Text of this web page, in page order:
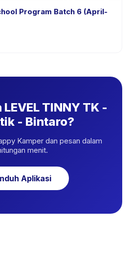
Program Batch 6 (April-
TINNY TK -
- Bintaro?
Kamper dan pesan dalam
menit.
Aplikasi